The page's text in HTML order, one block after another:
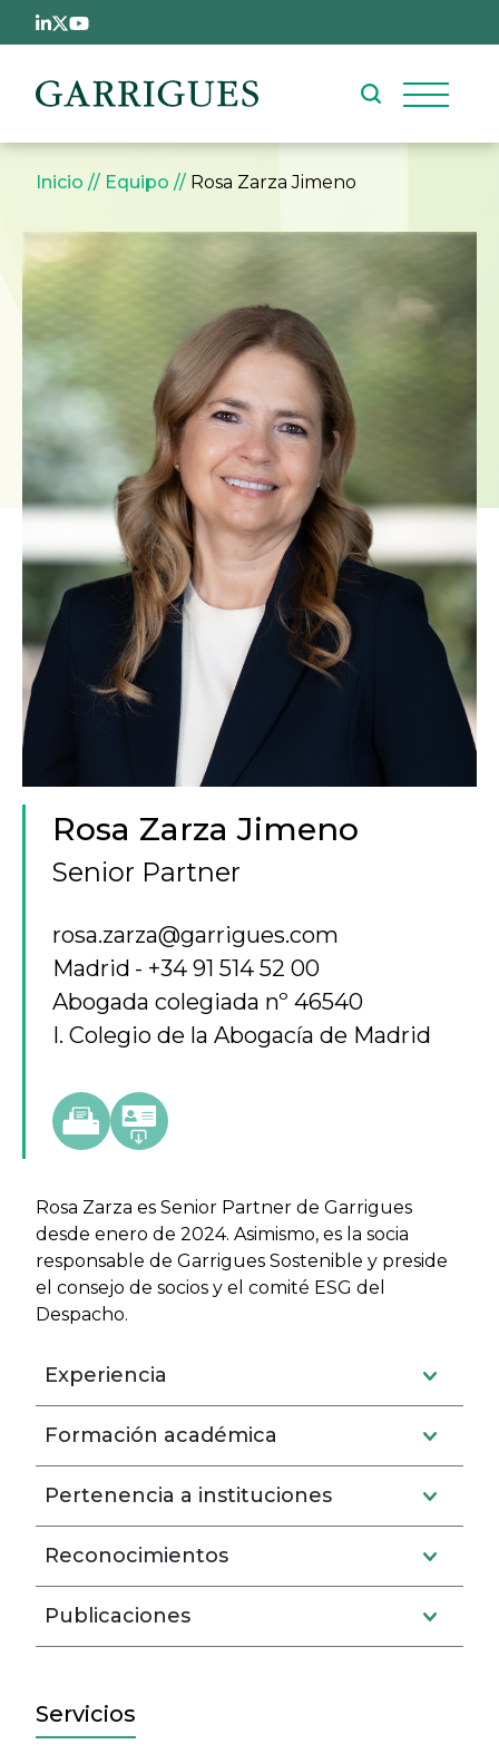
Pasar al contenido principal
Sobrescribir enlaces de
Inicio Equipo Rosa Zarza Jimeno
Rosa Zarza Jimeno
Senior Partner
rosa.zarza@garrigues.com
Madrid
+34 91 514 52 00
Abogada colegiada nº 46540
I. Colegio de la Abogacía de Madrid
Rosa Zarza es Senior Partner de Garrigues
desde enero de 2024. Asimismo, es la socia
responsable de Garrigues Sostenible y preside
el consejo de socios y el comité ESG del
Despacho.
Experiencia
Formación académica
Pertenencia a instituciones
Reconocimientos
Publicaciones
Servicios